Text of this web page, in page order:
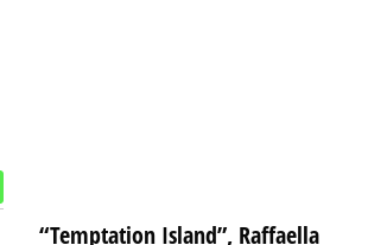
“Temptation Island”, Raffaella